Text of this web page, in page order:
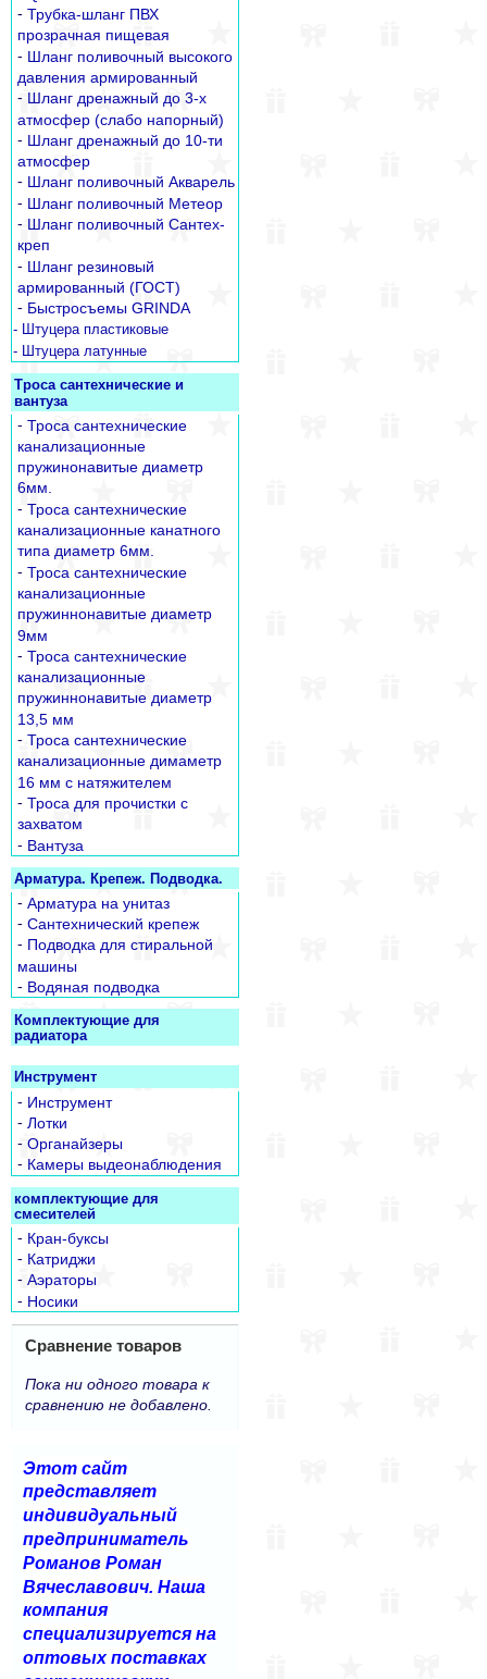
- Трубка-шланг ПВХ
прозрачная пищевая
- Шланг поливочный высокого
давления армированный
- Шланг дренажный до 3-х
атмосфер (слабо напорный)
- Шланг дренажный до 10-ти
атмосфер
- Шланг поливочный Акварель
- Шланг поливочный Метеор
- Шланг поливочный Сантех-
креп
- Шланг резиновый
армированный (ГОСТ)
- Быстросъемы GRINDA
- Штуцера пластиковые
- Штуцера латунные
Троса сантехнические и
вантуза
- Троса сантехнические
канализационные
пружинонавитые диаметр
6мм.
- Троса сантехнические
канализационные канатного
типа диаметр 6мм.
- Троса сантехнические
канализационные
пружиннонавитые диаметр
9мм
- Троса сантехнические
канализационные
пружиннонавитые диаметр
13,5 мм
- Троса сантехнические
канализационные димаметр
16 мм с натяжителем
- Троса для прочистки с
захватом
- Вантуза
Арматура. Крепеж. Подводка.
- Арматура на унитаз
- Сантехнический крепеж
- Подводка для стиральной
машины
- Водяная подводка
Комплектующие для
радиатора
Инструмент
- Инструмент
- Лотки
- Органайзеры
- Камеры выдеонаблюдения
комплектующие для
смесителей
- Кран-буксы
- Катриджи
- Аэраторы
- Носики
Сравнение товаров
Пока ни одного товара к
сравнению не добавлено.
Этот сайт
представляет
индивидуальный
предприниматель
Романов Роман
Вячеславович. Наша
компания
специализируется на
оптовых поставках